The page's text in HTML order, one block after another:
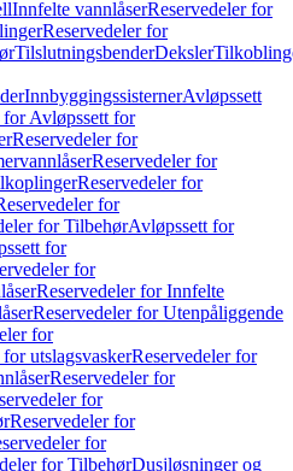
Innfelte vannlåserReservedeler for
Reservedeler for
TilslutningsbenderDeksler
InnbyggingssisternerAvløpssett
for Avløpssett for
Reservedeler for
Reservedeler for
Reservedeler for
for
for TilbehørAvløpssett for
for
for
Reservedeler for Innfelte
Reservedeler for Utenpåliggende
for
utslagsvaskerReservedeler for
Reservedeler for
for
Reservedeler for
for
for TilbehørDusjløsninger og